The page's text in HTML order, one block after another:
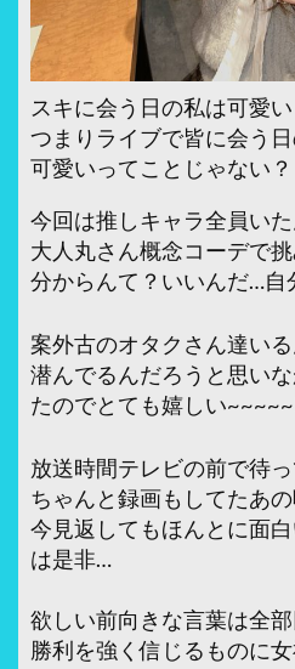
スキに会う日の私は可愛い
つまりライブで皆に会う
可愛いってことじゃない？
今回は推しキャラ全員い
大人丸さん概念コーデで
分からんて？いいんだ…
案外古のオタクさん達い
潜んでるんだろうと思い
たのでとても嬉しい
放送時間テレビの前で待
ちゃんと録画もしてたあの
今見返してもほんとに面
は是非…
欲しい前向きな言葉は全部
勝利を強く信じるものに